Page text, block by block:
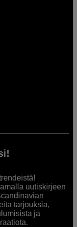
uutiskirjeen
tarjouksia,
ja